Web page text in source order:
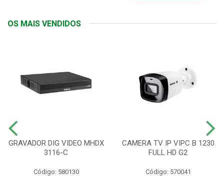
OS MAIS VENDIDOS
GRAVADOR DIG VIDEO MHDX
3116-C
Código: 580130
CAMERA TV IP VIPC B 1230
FULL HD G2
Código: 570041